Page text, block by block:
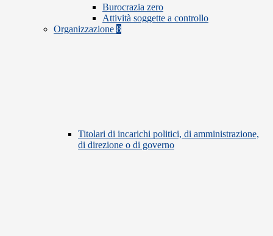
Burocrazia zero
Attività soggette a controllo
Organizzazione 8
Titolari di incarichi politici, di amministrazione,
di direzione o di governo